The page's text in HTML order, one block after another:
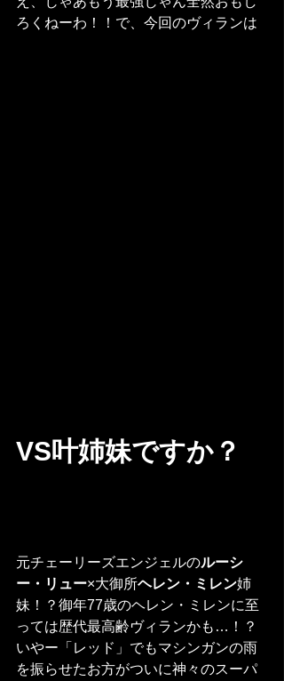
ろくねーわ！！で、今回のヴィランは
VS叶姉妹ですか？
元チェーリーズエンジェルのルーシ
ー・リュー×大御所ヘレン・ミレン姉
妹！？御年77歳のヘレン・ミレンに至
っては歴代最高齢ヴィランかも…！？
いやー「レッド」でもマシンガンの雨
を振らせたお方がついに神々のスーパ